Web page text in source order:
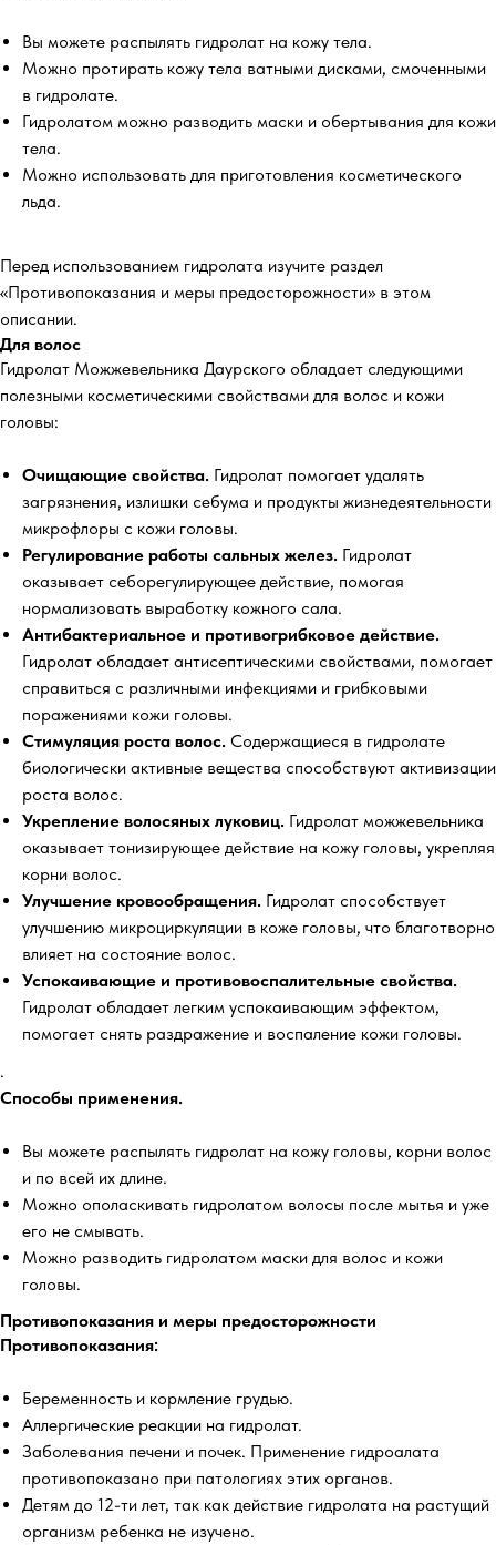
Вы можете распылять гидролат на кожу тела.
Можно протирать кожу тела ватными дисками, смоченными
в гидролате.
Гидролатом можно разводить маски и обертывания для кожи
тела.
Можно использовать для приготовления косметического
льда.
Перед использованием гидролата изучите раздел
«Противопоказания и меры предосторожности» в этом
описании.
Для волос
Гидролат Можжевельника Даурского обладает следующими
полезными косметическими свойствами для волос и кожи
головы:
Очищающие свойства. Гидролат помогает удалять
загрязнения, излишки себума и продукты жизнедеятельности
микрофлоры с кожи головы.
Регулирование работы сальных желез. Гидролат
оказывает себорегулирующее действие, помогая
нормализовать выработку кожного сала.
Антибактериальное и противогрибковое действие.
Гидролат обладает антисептическими свойствами, помогает
справиться с различными инфекциями и грибковыми
поражениями кожи головы.
Стимуляция роста волос. Содержащиеся в гидролате
биологически активные вещества способствуют активизации
роста волос.
Укрепление волосяных луковиц. Гидролат можжевельника
оказывает тонизирующее действие на кожу головы, укрепляя
корни волос.
Улучшение кровообращения. Гидролат способствует
улучшению микроциркуляции в коже головы, что благотворно
влияет на состояние волос.
Успокаивающие и противовоспалительные свойства.
Гидролат обладает легким успокаивающим эффектом,
помогает снять раздражение и воспаление кожи головы.
.
Способы применения.
Вы можете распылять гидролат на кожу головы, корни волос
и по всей их длине.
Можно ополаскивать гидролатом волосы после мытья и уже
его не смывать.
Можно разводить гидролатом маски для волос и кожи
головы.
Противопоказания и меры предосторожности
Противопоказания:
Беременность и кормление грудью.
Аллергические реакции на гидролат.
Заболевания печени и почек. Применение гидроалата
противопоказано при патологиях этих органов.
Детям до 12-ти лет, так как действие гидролата на растущий
организм ребенка не изучено.